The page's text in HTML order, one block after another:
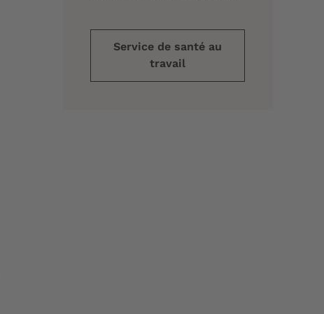
Service de santé au
travail